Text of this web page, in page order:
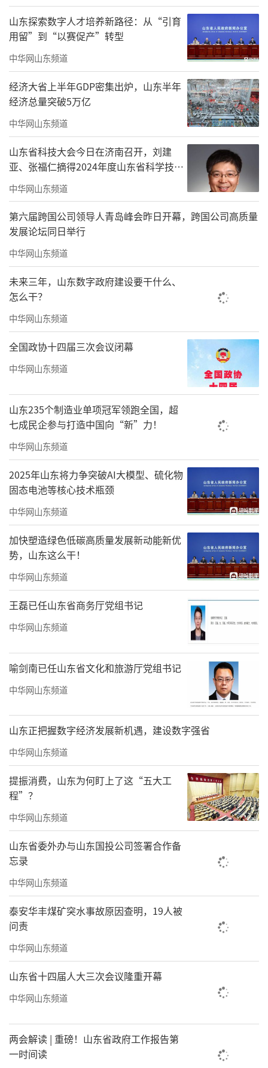
渐“火”起来、“热”起来的机遇，推动宁夏
文旅产业发展再上新台阶。
2021年7月15日，《宁夏日报》发布消息，
赖蛟跻身宁夏回族自治区党委常委，任省级政
法委书记。这是宁夏首位，也是五个自治区中
首位“70后”党委常委。9月，赖蛟辞去宁夏自
治区人民政府副主席职务。
此次调任西藏自治区党委常委、组织部部
长是赖蛟两年内第二次跨省履新，他也成为西
藏自治区党委领导班子中首位“70后”。
记者注意到，今年以来，西藏自治区党委
常委领导班子多有调整。
1月
时任西藏自治区党委常委、拉萨市委书记
白玛旺堆任区政府党组副书记、常务副主席。
2月
时任西藏自治区党委副书记、常务副主席
庄严任自治区党委常务副书记，区政协党组书
记。
时任西藏自治区政府副主席汪海洲任自治
区党委常委、宣传部部长。
10月
时任新疆维吾尔自治区党委副书记，新疆
生产建设兵团党委书记、政委王君正任西藏自
治区党委书记。
时任西藏自治区党委副书记、拉萨市委书
记严金海任自治区政府代主席。
时任西藏自治区党委常委、组织部部长陈
永奇任自治区党委副书记，区政府党组副书
记、常务副主席。
时任文化和旅游部科技教育司司长嘎玛泽
登“空降”西藏，任自治区党委常委。
书记、州长肖友才跨省调任西藏，任自治区党
委常委。
责任编辑：林立刚
山东探索数字人才培养新路径：从“引育
用留”到“以赛促产”转型
中华网山东频道
经济大省上半年GDP密集出炉，山东半年
经济总量突破5万亿
中华网山东频道
山东省科技大会今日在济南召开，刘建
亚、张福仁摘得2024年度山东省科学技术
奖最高奖！
中华网山东频道
第六届跨国公司领导人青岛峰会昨日开幕，跨国公司高质量
发展论坛同日举行
中华网山东频道
未来三年，山东数字政府建设要干什么、
怎么干？
中华网山东频道
全国政协十四届三次会议闭幕
中华网山东频道
山东235个制造业单项冠军领跑全国，超
七成民企参与打造中国向“新”力！
中华网山东频道
2025年山东将力争突破AI大模型、硫化物
固态电池等核心技术瓶颈
中华网山东频道
加快塑造绿色低碳高质量发展新动能新优
势，山东这么干！
中华网山东频道
王磊已任山东省商务厅党组书记
中华网山东频道
喻剑南已任山东省文化和旅游厅党组书记
中华网山东频道
山东正把握数字经济发展新机遇，建设数字强省
中华网山东频道
提振消费，山东为何盯上了这“五大工
程”？
中华网山东频道
山东省委外办与山东国投公司签署合作备
忘录
中华网山东频道
泰安华丰煤矿突水事故原因查明，19人被
问责
中华网山东频道
山东省十四届人大三次会议隆重开幕
中华网山东频道
两会解读 | 重磅！山东省政府工作报告第
一时间读